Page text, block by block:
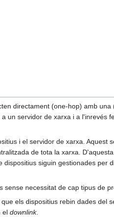
directament (one-hop) amb
un servidor de xarxa i a l'inrevés
i el servidor de xarxa. Aquest
de tota la xarxa.
siguin gestionades per
necessitat de cap tipus de
els dispositius rebin dades del
el downlink.